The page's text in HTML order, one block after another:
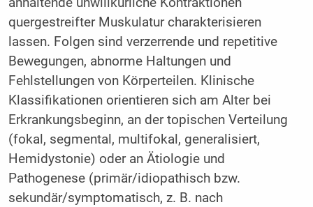
quergestreifter Muskulatur charakterisieren
lassen. Folgen sind verzerrende und repetitive
Bewegungen, abnorme Haltungen und
Fehlstellungen von Körperteilen. Klinische
Klassifikationen orientieren sich am Alter bei
Erkrankungsbeginn, an der topischen Verteilung
(fokal, segmental, multifokal, generalisiert,
Hemidystonie) oder an Ätiologie und
Pathogenese (primär/idiopathisch bzw.
sekundär/symptomatisch, z. B. nach